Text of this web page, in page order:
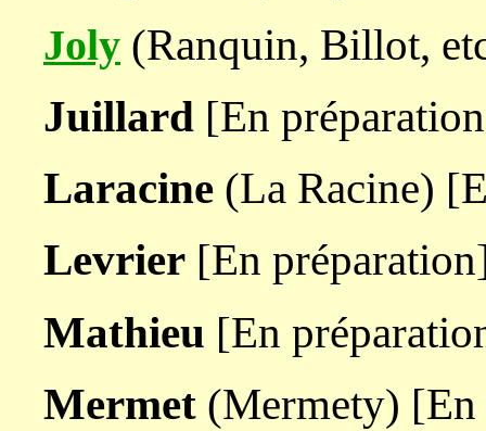
Joly (Ranquin, Billot,
Juillard [En
Laracine (La Racine)
Levrier [En
Mathieu [En
Mermet (Mermety)